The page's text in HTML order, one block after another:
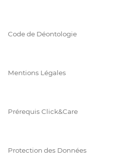
Code de Déontologie
Mentions Légales
Prérequis Click&Care
Protection des Données